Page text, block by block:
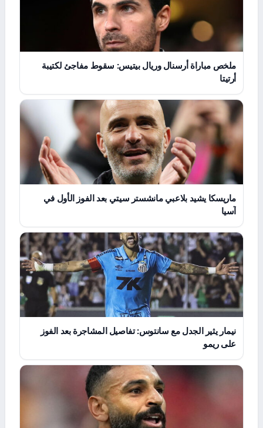
ملخص مباراة أرسنال وريال بيتيس: سقوط مفاجئ لكتيبة
أرتيتا
ماريسكا يشيد بلاعبي مانشستر سيتي بعد الفوز الأول في
آسيا
نيمار يثير الجدل مع سانتوس: تفاصيل المشاجرة بعد الفوز
على ريمو